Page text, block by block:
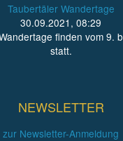
Taubertäler Wandertage
30.09.2021, 08:29
finden vom 9.
statt.
NEWSLETTER
zur Newsletter-Anmeldung